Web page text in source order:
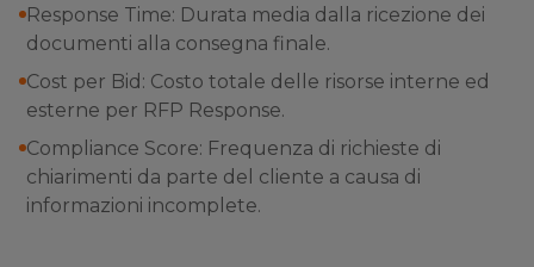
Response Time: Durata media dalla ricezione dei
documenti alla consegna finale.
Cost per Bid: Costo totale delle risorse interne ed
esterne per RFP Response.
Compliance Score: Frequenza di richieste di
chiarimenti da parte del cliente a causa di
informazioni incomplete.